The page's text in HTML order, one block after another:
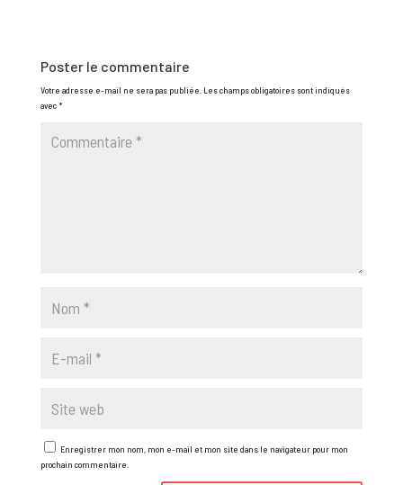
Poster le commentaire
Votre adresse e-mail ne sera pas publiée. Les champs obligatoires sont indiqués
avec*
Enregistrer mon nom, mon e-mail et mon site dans le navigateur pour mon
prochain commentaire.